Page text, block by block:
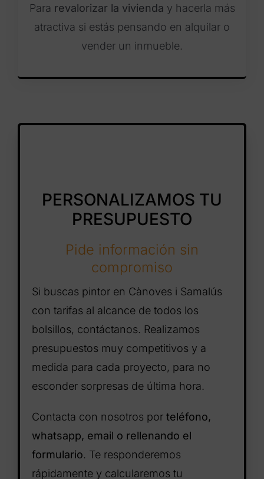
Para revalorizar la vivienda y hacerla más
atractiva si estás pensando en alquilar o
vender un inmueble.
PERSONALIZAMOS TU
PRESUPUESTO
Pide información sin
compromiso
Si buscas pintor en Cànoves i Samalús
con tarifas al alcance de todos los
bolsillos, contáctanos. Realizamos
presupuestos muy competitivos y a
medida para cada proyecto, para no
esconder sorpresas de última hora.
Contacta con nosotros por teléfono,
whatsapp, email o rellenando el
formulario. Te responderemos
rápidamente y calcularemos tu